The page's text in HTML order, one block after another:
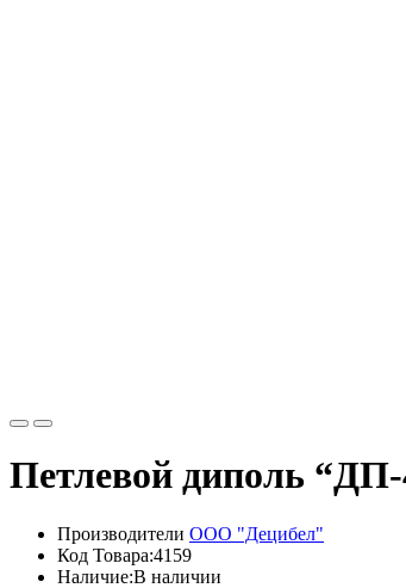
Петлевой диполь
Производители ООО "Децибел"
Код Товара:4159
Наличие:В наличии